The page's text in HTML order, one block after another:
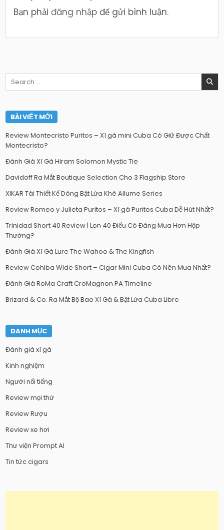
Bạn phảiđăng nhập để gửi bình luận.
Search
for:
BÀI VIẾT MỚI
Review Montecristo Puritos – Xì gà mini Cuba Có Giữ Được Chất
Montecristo?
Đánh Giá Xì Gà Hiram Solomon Mystic Tie
Davidoff Ra Mắt Boutique Selection Cho 3 Flagship Store
XIKAR Tái Thiết Kế Dòng Bật Lửa Khè Allume Series
Review Romeo y Julieta Puritos – Xì gà Puritos Cuba Dễ Hút Nhất?
Trinidad Short 40 Review | Lon 40 Điếu Có Đáng Mua Hơn Hộp
Thường?
Đánh Giá Xì Gà Lure The Wahoo & The Kingfish
Review Cohiba Wide Short – Cigar Mini Cuba Có Nên Mua Nhất?
Đánh Giá RoMa Craft CroMagnon PA Timeline
Brizard & Co. Ra Mắt Bộ Bao Xì Gà & Bật Lửa Cuba Libre
DANH MỤC
Đánh giá xì gà
Kinh nghiệm
Người nổi tiếng
Review mọi thứ
Review Rượu
Review xe hơi
Thư viện Prompt AI
Tin tức cigars